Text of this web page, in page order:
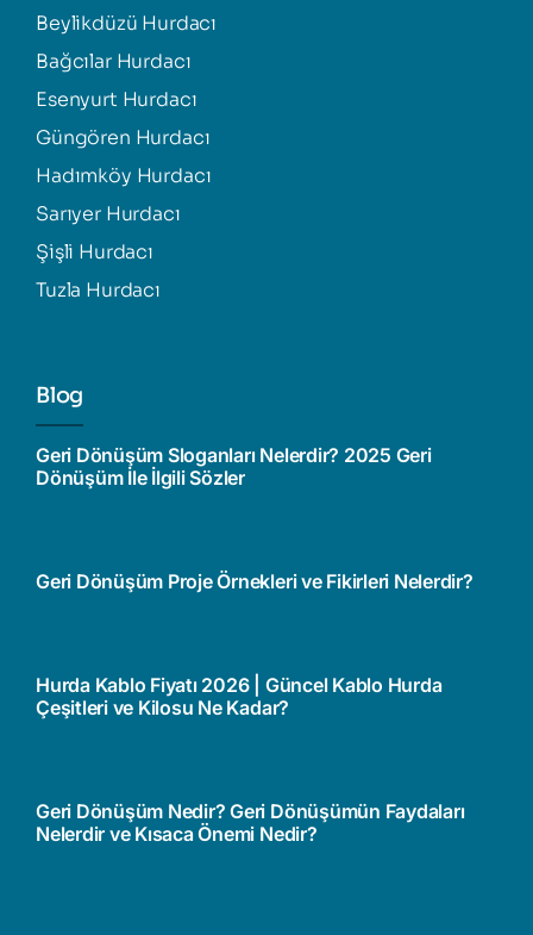
Beylikdüzü Hurdacı
Bağcılar Hurdacı
Esenyurt Hurdacı
Güngören Hurdacı
Hadımköy Hurdacı
Sarıyer Hurdacı
Şişli Hurdacı
Tuzla Hurdacı
Blog
Geri Dönüşüm Sloganları Nelerdir? 2025 Geri
Dönüşüm İle İlgili Sözler
Geri Dönüşüm Proje Örnekleri ve Fikirleri Nelerdir?
Hurda Kablo Fiyatı 2026 | Güncel Kablo Hurda
Çeşitleri ve Kilosu Ne Kadar?
Geri Dönüşüm Nedir? Geri Dönüşümün Faydaları
Nelerdir ve Kısaca Önemi Nedir?